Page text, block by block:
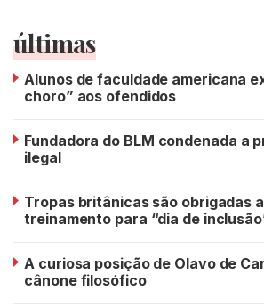
últimas
Alunos de faculdade americana
choro” aos ofendidos
Fundadora do BLM condenada a
ilegal
Tropas britânicas são obrigadas
treinamento para “dia de
A curiosa posição de Olavo de
cânone filosófico